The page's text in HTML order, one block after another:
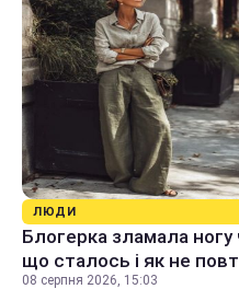
ЛЮДИ
Блогерка зламала
що сталось і як не
08 серпня 2026, 15:03